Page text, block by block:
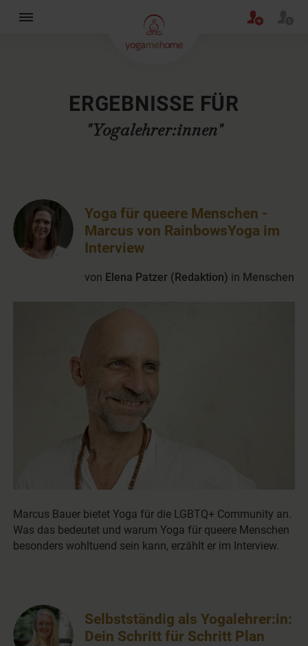
ERGEBNISSE FÜR
"Yogalehrer:innen"
Marcus Bauer bietet Yoga für die LGBTQ+ Community an.
Was das bedeutet und warum Yoga für queere Menschen
besonders wohltuend sein kann, erzählt er im Interview.
Yoga für queere Menschen -
Marcus von RainbowsYoga im
Interview
von Elena Patzer (Redaktion) in Menschen
Selbstständig als Yogalehrer:in:
Dein Schritt für Schritt Plan